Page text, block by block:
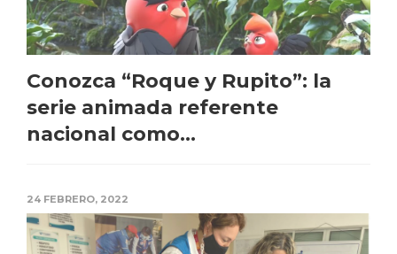
Conozca “Roque y Rupito”: la
serie animada referente
nacional como...
24 FEBRERO, 2022